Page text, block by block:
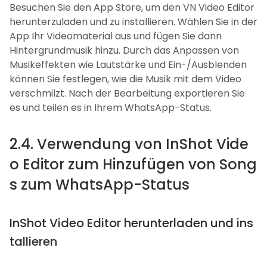
Besuchen Sie den App Store, um den VN Video Editor
herunterzuladen und zu installieren. Wählen Sie in der
App Ihr Videomaterial aus und fügen Sie dann
Hintergrundmusik hinzu. Durch das Anpassen von
Musikeffekten wie Lautstärke und Ein-/Ausblenden
können Sie festlegen, wie die Musik mit dem Video
verschmilzt. Nach der Bearbeitung exportieren Sie
es und teilen es in Ihrem WhatsApp-Status.
2.4. Verwendung von InShot Vide
o Editor zum Hinzufügen von Song
s zum WhatsApp-Status
InShot Video Editor herunterladen und ins
tallieren